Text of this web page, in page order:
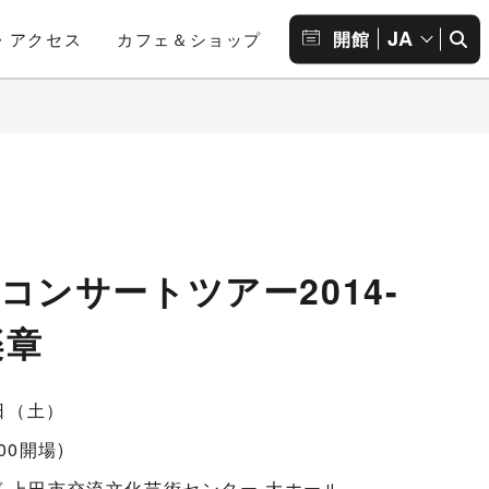
アクセス カフェ＆ショップ 開館 JA
ンサートツアー2014-
土）
開場)